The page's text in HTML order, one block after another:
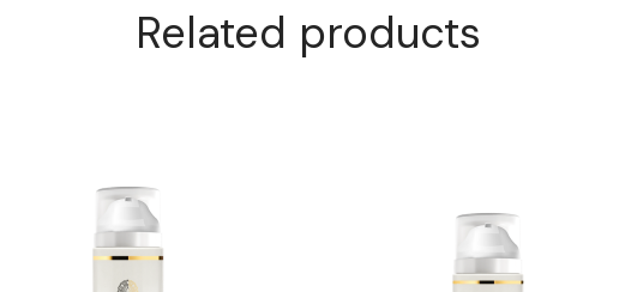
Related products